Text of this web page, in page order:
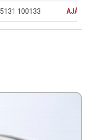
5131 100133